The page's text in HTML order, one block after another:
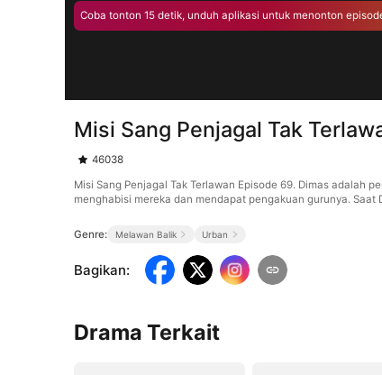
Coba tonton 15 detik, unduh aplikasi untuk menonton
Misi Sang Penjagal Tak
46038
Misi Sang Penjagal Tak Terlawan Episode 69. Dimas adalah
menghabisi mereka dan mendapat pengakuan gurunya.
Genre: Melawan Balik Urban
Bagikan:
Drama Terkait